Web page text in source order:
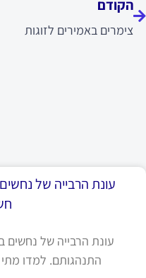
הקודם
צימרים באמירים לזוגות
עונת הרבייה של
עונת הרבייה של
התנהגותם. למדו מתי